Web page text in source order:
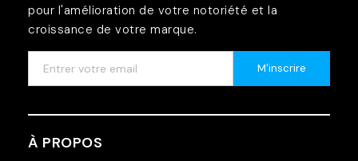
pour l'amélioration de votre notoriété et la
croissance de votre marque.
M'inscrire
À PROPOS